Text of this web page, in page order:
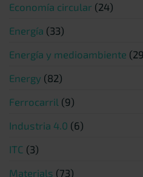
Economía circular (24)
Energía (33)
Energía y medioambiente
Energy (82)
Ferrocarril (9)
Industria 4.0 (6)
ITC (3)
Materials (73)